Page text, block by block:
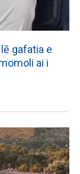
gafatia e
ai i